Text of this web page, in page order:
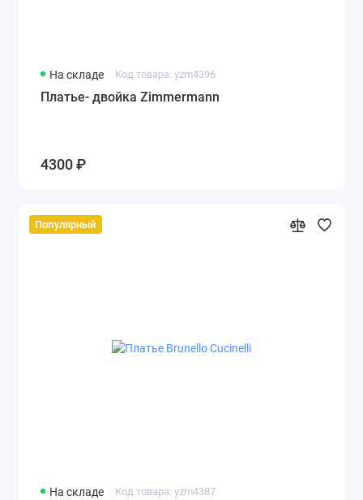
На складе Код товара: yzm4396
Платье- двойка Zimmermann
4300 ₽
Популярный
На складе Код товара: yzm4387